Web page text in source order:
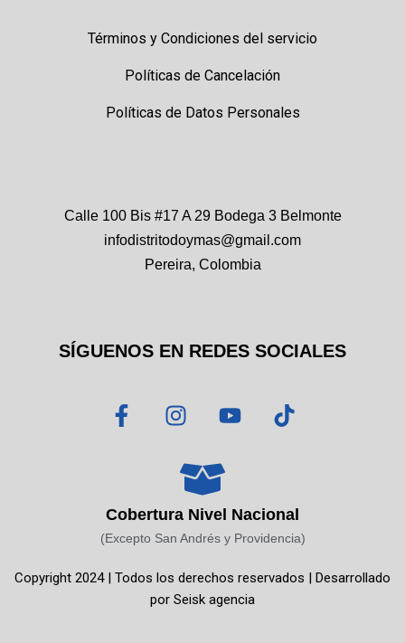
Términos y Condiciones del servicio
Políticas de Cancelación
Políticas de Datos Personales
Calle 100 Bis #17 A 29 Bodega 3 Belmonte
infodistritodoymas@gmail.com
Pereira, Colombia
SÍGUENOS EN REDES SOCIALES
F
a
o
o
-
I
n
t
a
g
r
m
Y
o
b
e
T
i
k
Cobertura Nivel Nacional
(Excepto San Andrés y Providencia)
Copyright 2024 | Todos los derechos reservados | Desarrollado
por Seisk agencia